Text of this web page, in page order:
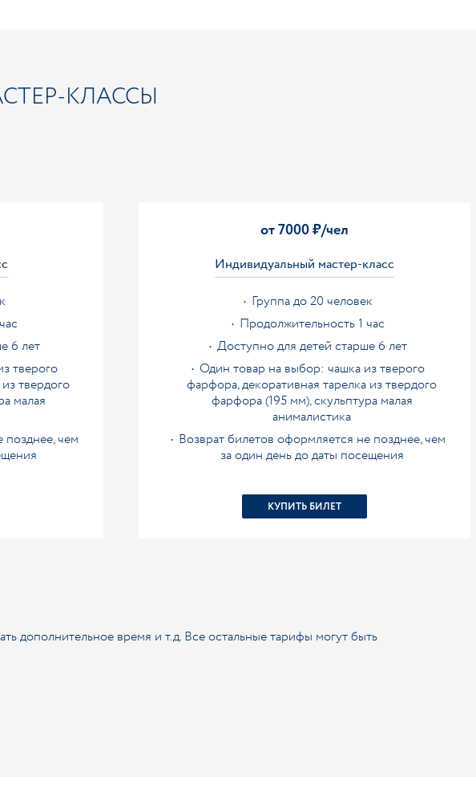
КЛАССЫ
6 лет
тверого
твердого
малая
позднее, чем
от 7000 ₽/чел
Индивидуальный мастер-класс
Группа до 20 человек
Продолжительность 1 час
Доступно для детей старше 6 лет
Один товар на выбор: чашка из тверого
фарфора, декоративная тарелка из твердого
фарфора (195 мм), скульптура малая
анималистика
Возврат билетов оформляется не позднее, чем
за один день до даты посещения
КУПИТЬ БИЛЕТ
дополнительное время и т.д. Все остальные тарифы могут быть